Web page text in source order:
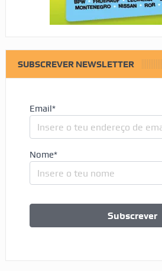
SUBSCREVER NEWSLETTER
Email*
Nome*